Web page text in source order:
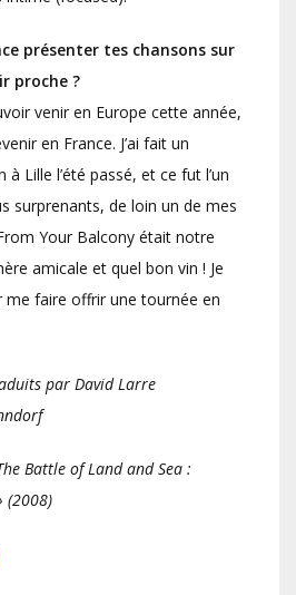
présenter tes chansons sur
proche ?
venir en Europe cette année,
en France. J’ai fait un
Lille l’été passé, et ce fut l’un
surprenants, de loin un de mes
Your Balcony était notre
amicale et quel bon vin ! Je
me faire offrir une tournée en
par David Larre
Battle of Land and Sea :
(2008)